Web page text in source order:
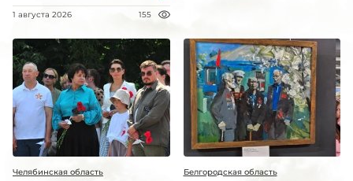
1 августа 2026 155
Челябинская область Белгородская область